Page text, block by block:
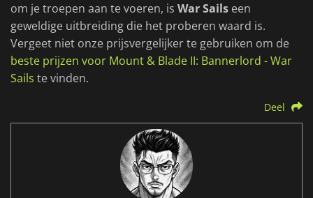
om je troepen aan te voeren, is War Sails een
geweldige uitbreiding die het proberen waard is.
Vergeet niet onze prijsvergelijker te gebruiken om de
beste prijzen voor Mount & Blade II: Bannerlord - War
Sails te vinden.
Deel